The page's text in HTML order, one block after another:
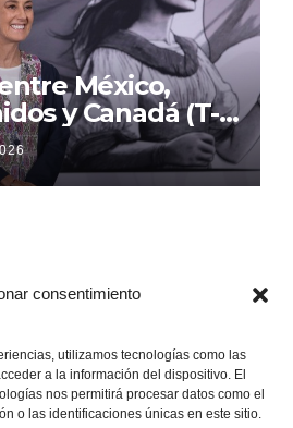
consentimiento
utilizamos tecnologías como las
a la información del dispositivo. El
nos permitirá procesar datos como el
o las identificaciones únicas en este sitio.
México,
y Canadá (T-
hasta el
Claudia